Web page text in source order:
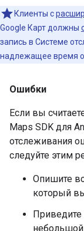
Клиенты с
Google Карт должны
запись в Системе
надлежащее время
Ошибки
Если вы
Maps SDK для
отслеживания
следуйте этим
Опишите
который